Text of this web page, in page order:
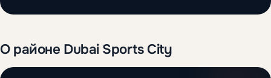
О районе Dubai Sports City